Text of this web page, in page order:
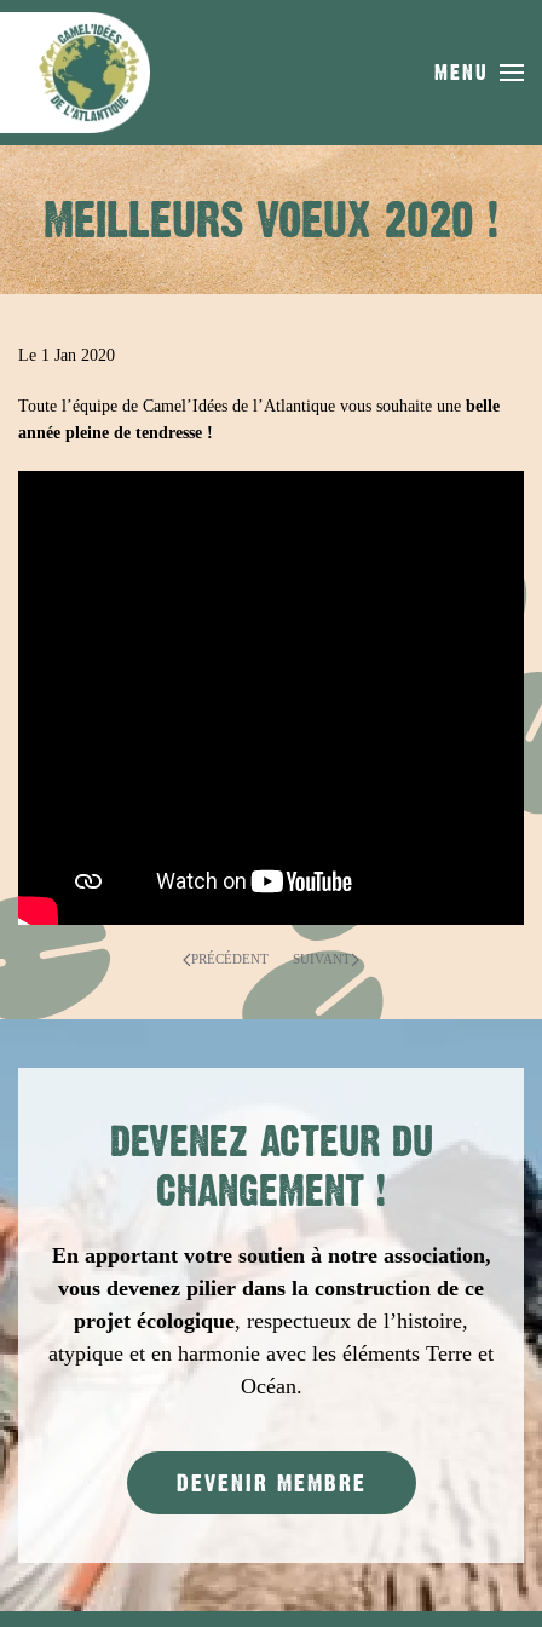
Skip to main content
MENU
MEILLEURS VOEUX 2020 !
Le 1 Jan 2020
Toute l’équipe de Camel’Idées de l’Atlantique vous souhaite une belle
année pleine de tendresse !
PRÉCÉDENT SUIVANT
DEVENEZ ACTEUR DU
CHANGEMENT !
En apportant votre soutien à notre association,
vous devenez pilier dans la construction de ce
projet écologique, respectueux de l’histoire,
atypique et en harmonie avec les éléments Terre et
Océan.
DEVENIR MEMBRE